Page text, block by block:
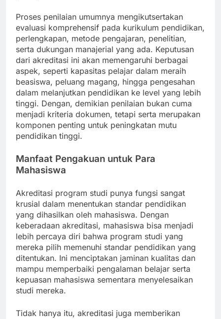
Proses penilaian umumnya mengikutsertakan
evaluasi komprehensif pada kurikulum pendidikan,
perlengkapan, metode pengajaran, penelitian,
serta dukungan manajerial yang ada. Keputusan
dari akreditasi ini akan memengaruhi berbagai
aspek, seperti kapasitas pelajar dalam meraih
beasiswa, peluang magang, hingga pengesahan
dalam melanjutkan pendidikan ke level yang lebih
tinggi. Dengan, demikian penilaian bukan cuma
menjadi kriteria dokumen, tetapi serta merupakan
komponen penting untuk peningkatan mutu
pendidikan tinggi.
Manfaat Pengakuan untuk Para
Mahasiswa
Akreditasi program studi punya fungsi sangat
krusial dalam menentukan standar pendidikan
yang dihasilkan oleh mahasiswa. Dengan
keberadaan akreditasi, mahasiswa bisa menjadi
lebih percaya diri bahwa program studi yang
mereka pilih memenuhi standar pendidikan yang
ditentukan. Ini menciptakan jaminan kualitas dan
mampu memperbaiki pengalaman belajar serta
kepuasan mahasiswa sementara menyelesaikan
studi mereka.
Tidak hanya itu, akreditasi juga memberikan